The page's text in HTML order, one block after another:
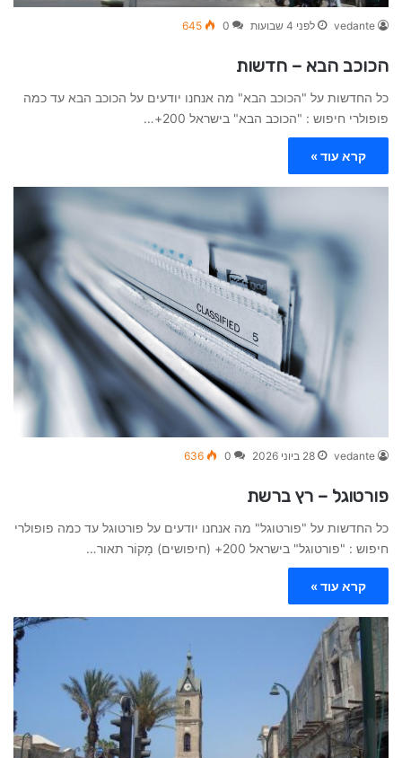
vedante לפני 4 שבועות 0
645
הכוכב הבא – חדשות
כל החדשות על "הכוכב הבא" מה אנחנו יודעים על הכוכב הבא עד כמה
פופולרי חיפוש : "הכוכב הבא" בישראל 200+…
קרא עוד »
vedante 28 ביוני 2026 0
636
פורטוגל – רץ ברשת
כל החדשות על "פורטוגל" מה אנחנו יודעים על פורטוגל עד כמה פופולרי
חיפוש : "פורטוגל" בישראל 200+ (חיפושים) מָקוֹר תאור…
קרא עוד »